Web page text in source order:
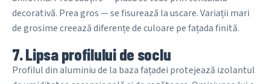
decorativă. Prea gros — se fisurează la uscare. Variații mari
de grosime creează diferențe de culoare pe fațada finită.
7. Lipsa profilului de soclu
Profilul din aluminiu de la baza fațadei protejează izolantul